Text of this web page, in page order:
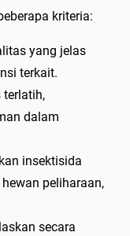
kriteria:
yang jelas
terkait.
terlatih,
dalam
insektisida
peliharaan,
secara